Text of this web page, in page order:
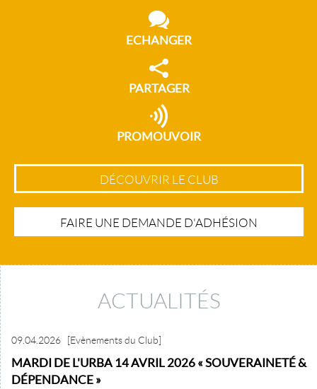
ECHANGER
PARTAGER
PROMOUVOIR
DÉCOUVRIR LE CLUB
FAIRE UNE DEMANDE D'ADHÉSION
ACTUALITÉS
09.04.2026 [Evènements du Club]
MARDI DE L'URBA 14 AVRIL 2026 « SOUVERAINETÉ &
DÉPENDANCE »